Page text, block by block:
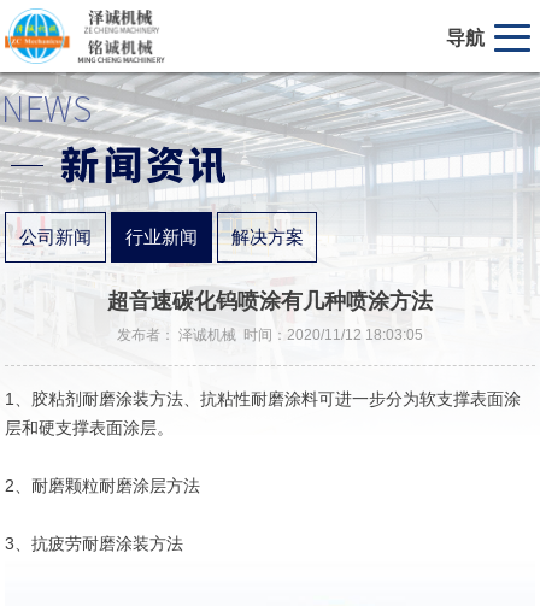
导航
公司新闻 行业新闻 解决方案
超音速碳化钨喷涂有几种喷涂方法
发布者： 泽诚机械 时间：2020/11/12 18:03:05
1、胶粘剂耐磨涂装方法、抗粘性耐磨涂料可进一步分为软支撑表面涂
层和硬支撑表面涂层。
2、耐磨颗粒耐磨涂层方法
3、抗疲劳耐磨涂装方法